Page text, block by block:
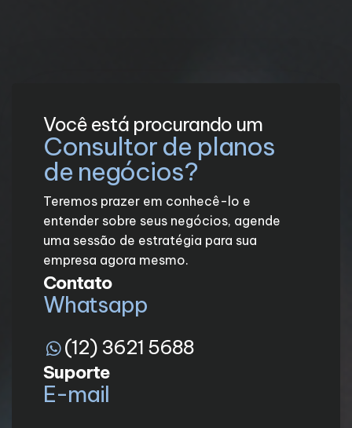
Você está procurando um
Consultor de planos
de negócios?
Teremos prazer em conhecê-lo e
entender sobre seus negócios, agende
uma sessão de estratégia para sua
empresa agora mesmo.
Contato
Whatsapp
(12) 3621 5688
Suporte
E-mail